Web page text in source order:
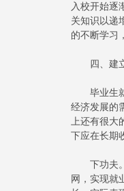
入校开始逐
关知识以递
的不断学习
四、建立
毕业生就
经济发展的
上还有很
下应在长期
下功夫。
网，实现就